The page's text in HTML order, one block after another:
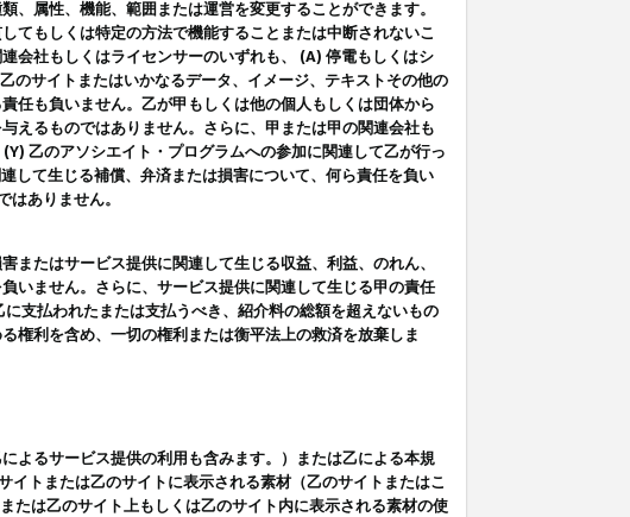
属性、機能、範囲または運営を変更することができます。
てもしくは特定の方法で機能することまたは中断されないこ
会社もしくはライセンサーのいずれも、 (A) 停電もしくはシ
のサイトまたはいかなるデータ、イメージ、テキストその他の
任も負いません。乙が甲もしくは他の個人もしくは団体から
えるものではありません。さらに、甲または甲の関連会社も
乙のアソシエイト・プログラムへの参加に関連して乙が行っ
して生じる補償、弁済または損害について、何ら責任を負い
ありません。
たはサービス提供に関連して生じる収益、利益、のれん、
いません。さらに、サービス提供に関連して生じる甲の責任
支払われたまたは支払うべき、紹介料の総額を超えないもの
権利を含め、一切の権利または衡平法上の救済を放棄しま
よるサービス提供の利用も含みます。）または乙による本規
トまたは乙のサイトに表示される素材（乙のサイトまたはこ
たは乙のサイト上もしくは乙のサイト内に表示される素材の使